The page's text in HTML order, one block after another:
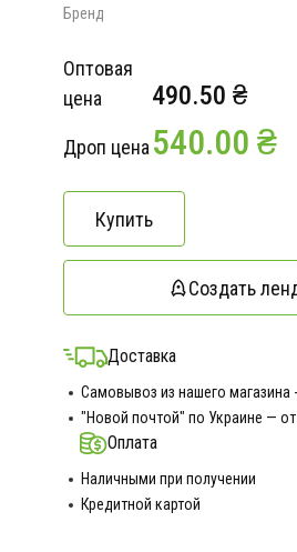
Бренд
Оптовая
цена
490.50 ₴
Дроп цена 540.00 ₴
Купить
Создать
Доставка
Самовывоз из нашего магазина
"Новой почтой" по Украине — от
Оплата
Наличными при получении
Кредитной картой